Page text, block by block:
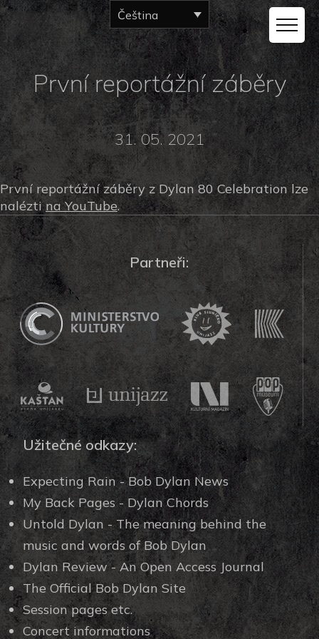
Čeština
První reportážní záběry
31. 05. 2021
První reportážní záběry z Dylan 80 Celebration lze
naléztina YouTube.
Partneři:
Užitečné odkazy:
Expecting Rain - Bob Dylan News
My Back Pages - Dylan Chords
Untold Dylan - The meaning behind the
music and words of Bob Dylan
Dylan Review - An Open Access Journal
The Official Bob Dylan Site
Session pages etc.
Concert informations